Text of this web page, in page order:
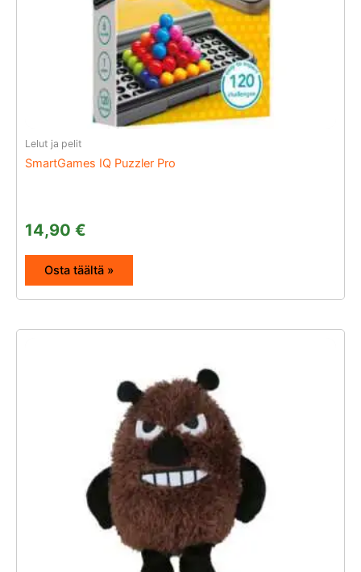
Lelut ja pelit
SmartGames IQ Puzzler Pro
14,90 €
Osta täältä »